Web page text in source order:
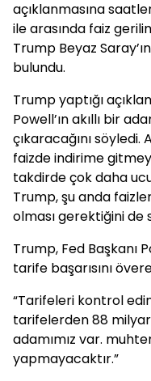
açıklanmasına
ile arasında faiz
Trump Beyaz
bulundu.
Trump yaptığı
Powell’ın akıllı bir
çıkaracağını söyledi.
faizde indirime
takdirde çok daha
Trump, şu anda
olması gerektiğini de
Trump, Fed Başkanı
tarife başarısını
“Tarifeleri kontrol
tarifelerden 88
adamımız var.
yapmayacaktır.”